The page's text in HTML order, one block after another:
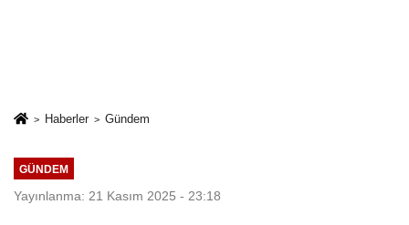
Haberler Gündem
GÜNDEM
Yayınlanma: 21 Kasım 2025 - 23:18